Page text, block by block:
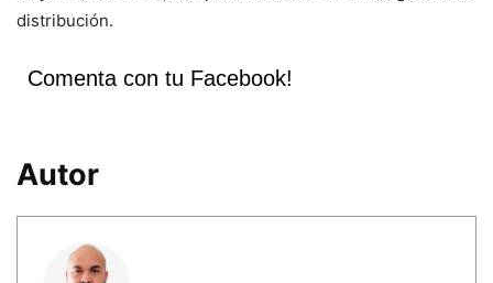
distribución.
Comenta con tu Facebook!
Autor